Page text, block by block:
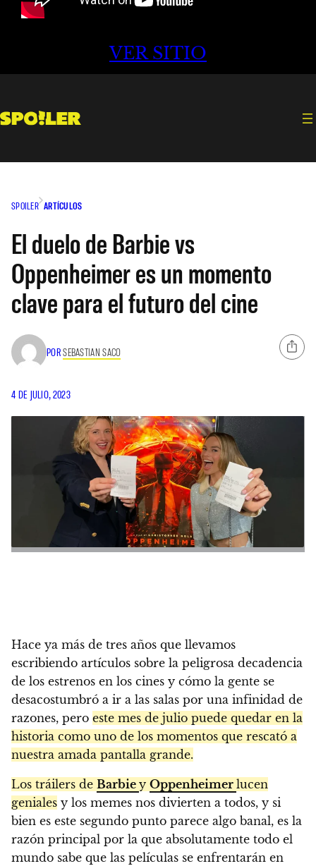
VER SITIO
SPOILER ARTÍCULOS
El duelo de Barbie vs
Oppenheimer es un momento
clave para el futuro del cine
PORSEBASTIAN SACO
4 DE JULIO, 2023
Hace ya más de tres años que llevamos
escribiendo artículos sobre la peligrosa decadencia
de los estrenos en los cines y cómo la gente se
desacostumbró a ir a las salas por una infinidad de
razones, pero este mes de julio puede quedar en la
historia como uno de los momentos que rescató a
nuestra amada pantalla grande.
Los tráilers de Barbie y Oppenheimer lucen
geniales y los memes nos divierten a todos, y si
bien es este segundo punto parece algo banal, es la
razón principal por la que absolutamente todo el
mundo sabe que las películas se enfrentarán en